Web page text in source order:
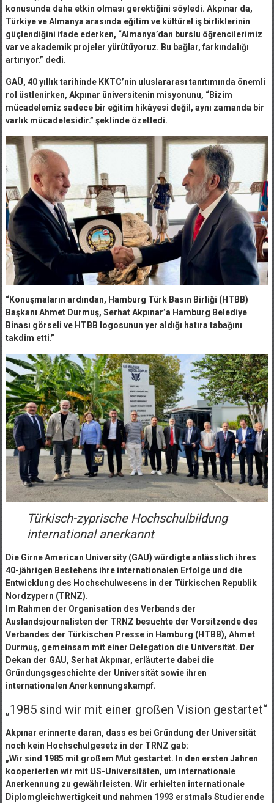
konusunda daha etkin olması gerektiğini söyledi. Akpınar da,
Türkiye ve Almanya arasında eğitim ve kültürel iş birliklerinin
güçlendiğini ifade ederken, “Almanya’dan burslu öğrencilerimiz
var ve akademik projeler yürütüyoruz. Bu bağlar, farkındalığı
artırıyor.” dedi.
GAÜ, 40 yıllık tarihinde KKTC’nin uluslararası tanıtımında önemli
rol üstlenirken, Akpınar üniversitenin misyonunu, “Bizim
mücadelemiz sadece bir eğitim hikâyesi değil, aynı zamanda bir
varlık mücadelesidir.” şeklinde özetledi.
“Konuşmaların ardından, Hamburg Türk Basın Birliği (HTBB)
Başkanı Ahmet Durmuş, Serhat Akpınar’a Hamburg Belediye
Binası görseli ve HTBB logosunun yer aldığı hatıra tabağını
takdim etti.”
Türkisch-zyprische Hochschulbildung
international anerkannt
Die Girne American University (GAU) würdigte anlässlich ihres
40-jährigen Bestehens ihre internationalen Erfolge und die
Entwicklung des Hochschulwesens in der Türkischen Republik
Nordzypern (TRNZ).
Im Rahmen der Organisation des Verbands der
Auslandsjournalisten der TRNZ besuchte der Vorsitzende des
Verbandes der Türkischen Presse in Hamburg (HTBB), Ahmet
Durmuş, gemeinsam mit einer Delegation die Universität. Der
Dekan der GAU, Serhat Akpınar, erläuterte dabei die
Gründungsgeschichte der Universität sowie ihren
internationalen Anerkennungskampf.
„1985 sind wir mit einer großen Vision gestartet“
Akpınar erinnerte daran, dass es bei Gründung der Universität
noch kein Hochschulgesetz in der TRNZ gab:
„Wir sind 1985 mit großem Mut gestartet. In den ersten Jahren
kooperierten wir mit US-Universitäten, um internationale
Anerkennung zu gewährleisten. Wir erhielten internationale
Diplomgleichwertigkeit und nahmen 1993 erstmals Studierende